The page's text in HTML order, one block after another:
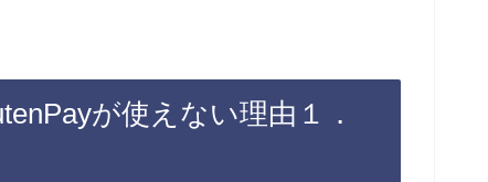
が使えない理由１．